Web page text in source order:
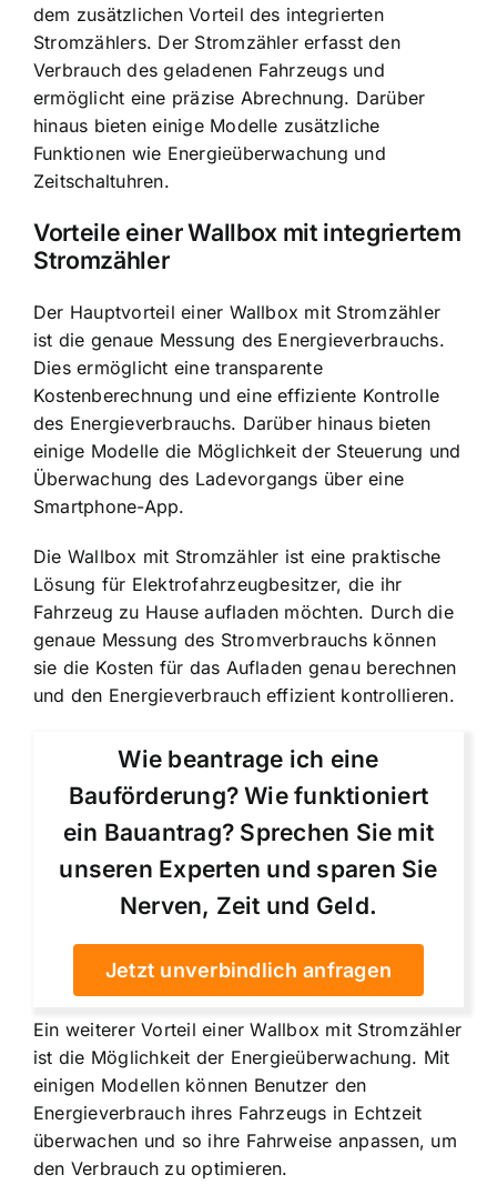
dem zusätzlichen Vorteil des integrierten
Stromzählers. Der Stromzähler erfasst den
Verbrauch des geladenen Fahrzeugs und
ermöglicht eine präzise Abrechnung. Darüber
hinaus bieten einige Modelle zusätzliche
Funktionen wie Energieüberwachung und
Zeitschaltuhren.
Vorteile einer Wallbox mit integriertem
Stromzähler
Der Hauptvorteil einer Wallbox mit Stromzähler
ist die genaue Messung des Energieverbrauchs.
Dies ermöglicht eine transparente
Kostenberechnung und eine effiziente Kontrolle
des Energieverbrauchs. Darüber hinaus bieten
einige Modelle die Möglichkeit der Steuerung und
Überwachung des Ladevorgangs über eine
Smartphone-App.
Die Wallbox mit Stromzähler ist eine praktische
Lösung für Elektrofahrzeugbesitzer, die ihr
Fahrzeug zu Hause aufladen möchten. Durch die
genaue Messung des Stromverbrauchs können
sie die Kosten für das Aufladen genau berechnen
und den Energieverbrauch effizient kontrollieren.
Wie beantrage ich eine
Bauförderung? Wie funktioniert
ein Bauantrag? Sprechen Sie mit
unseren Experten und sparen Sie
Nerven, Zeit und Geld.
Jetzt unverbindlich anfragen
Ein weiterer Vorteil einer Wallbox mit Stromzähler
ist die Möglichkeit der Energieüberwachung. Mit
einigen Modellen können Benutzer den
Energieverbrauch ihres Fahrzeugs in Echtzeit
überwachen und so ihre Fahrweise anpassen, um
den Verbrauch zu optimieren.